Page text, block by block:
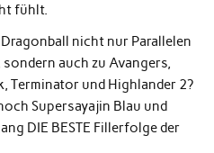
fühlt.
nicht nur Parallelen
sondern auch zu Avangers,
Terminator und Highlander 2?
Supersayajin Blau und
DIE BESTE Fillerfolge der